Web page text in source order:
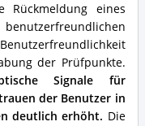
Rückmeldung eines
der Prüfpunkte.
Signale für
der Benutzer in
deutlich erhöht. Die